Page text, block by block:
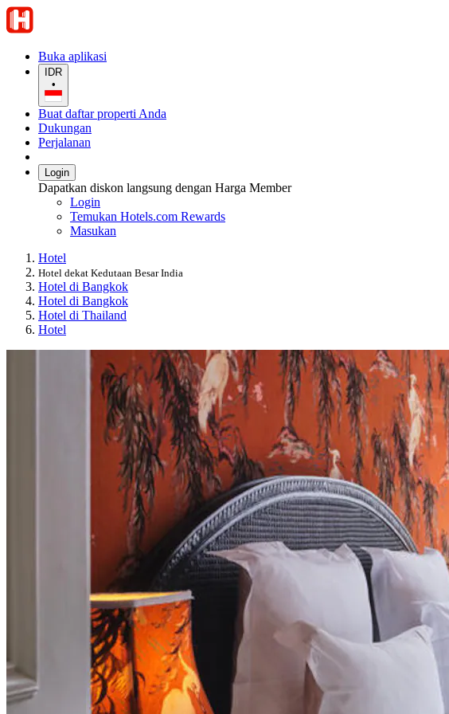
Buka aplikasi
IDR
•
Buat daftar properti Anda
Dukungan
Perjalanan
Login
Dapatkan diskon langsung dengan Harga Member
Login
Temukan Hotels.com Rewards
Masukan
Hotel
Hotel dekat Kedutaan Besar India
Hotel di Bangkok
Hotel di Bangkok
Hotel di Thailand
Hotel